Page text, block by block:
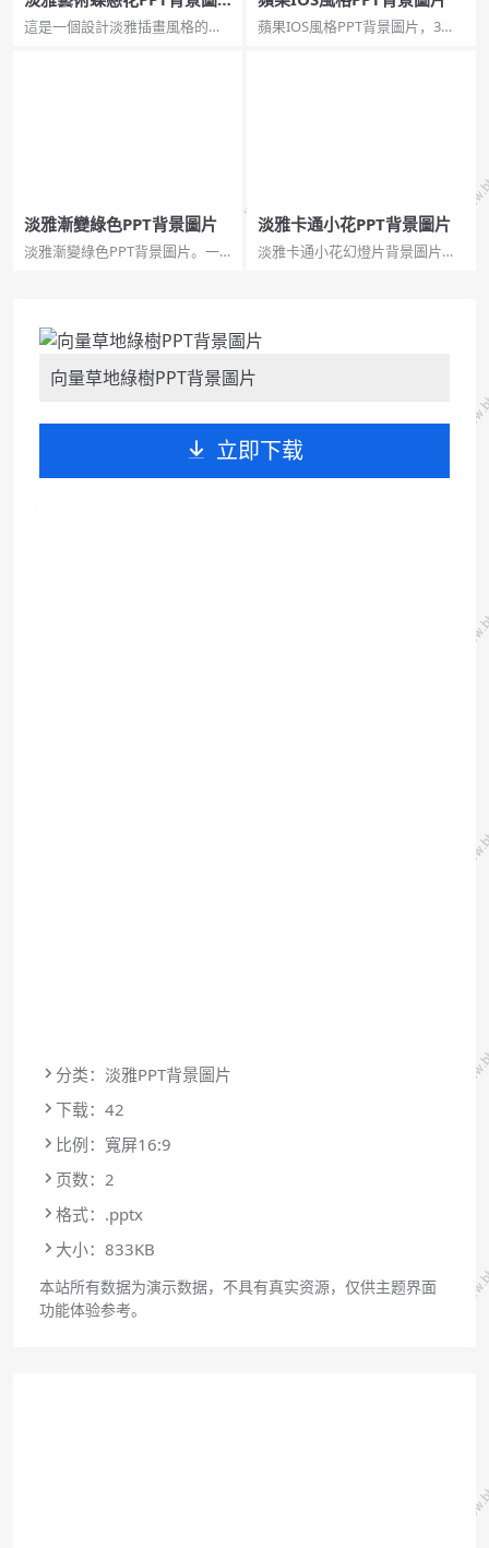
片
這是一個設計淡雅插畫風格的幻
蘋果IOS風格PPT背景圖片，3頁
淡雅漸變綠色PPT背景圖片
淡雅漸變綠色PPT背景圖片。一
淡雅卡通小花PPT背景圖片
淡雅卡通小花幻燈片背景圖片，
向量草地綠樹PPT背景圖片
立即下载
分类：淡雅PPT背景圖片
下载：42
比例：寬屏16:9
页数：2
格式：.pptx
大小：833KB
本站所有数据为演示数据，不具有真实资源，仅供主题界面
功能体验参考。